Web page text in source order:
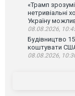
«Трамп
нетривіальні
Україну
08.08.2026,
Будівництво
коштувати
08.08.2026,